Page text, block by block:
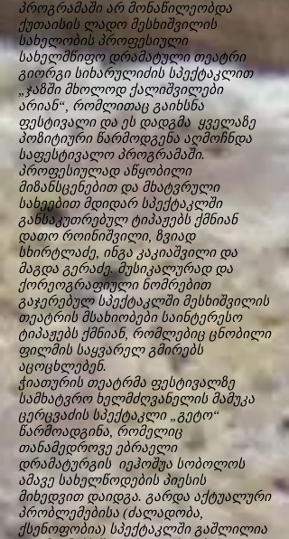
პროგრამაში არ მონაწილეობდა
ქუთაისის ლადო მესხიშვილის
სახელობის პროფესიული
სახელმწიფო დრამატული თეატრი
გიორგი სიხარულიძის სპექტაკლით
„ჯაზში მხოლოდ ქალიშვილები
არიან“, რომლითაც გაიხსნა
ფესტივალი და ეს დადგმა ყველაზე
პოზიტიური წარმოდგენა აღმოჩნდა
საფესტივალო პროგრამაში.
პროფესიულად აწყობილი
მიზანსცენებით და მხატვრული
სახეებით მდიდარ სპექტაკლში
განსაკუთრებულ ტიპაჟებს ქმნიან
დათო როინიშვილი, ზვიად
სხირტლაძე, ინგა კაკიაშვილი და
მაგდა გერაძე. მუსიკალურად და
ქორეოგრაფიული ნომრებით
გაჯერებულ სპექტაკლში მესხიშვილის
თეატრის მსახიობები საინტერესო
ტიპაჟებს ქმნიან, რომლებიც ცნობილი
ფილმის საყვარელ გმირებს
აცოცხლებენ.
ჭიათურის თეატრმა ფესტივალზე
სამხატვრო ხელმძღვანელის მამუკა
ცერცვაძის სპექტაკლი „გეტო“
წარმოადგინა, რომელიც
თანამედროვე ებრაელი
დრამატურგის იეჰოშუა სობოლოს
ამავე სახელწოდების პიესის
მიხედვით დაიდგა. გარდა აქტუალური
პრობლემებისა (ძალადობა,
ქსენოფობია) სპექტაკლში გაშლილია